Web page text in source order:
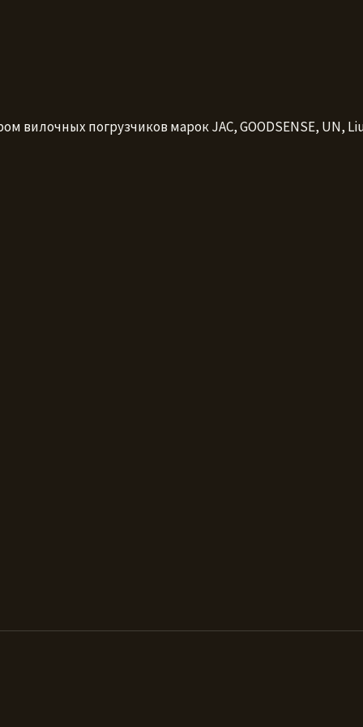
погрузчиков марок JAC, GOODSENSE, UN,